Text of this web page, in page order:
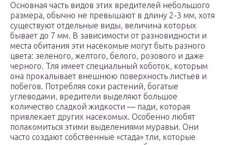
Основная часть видов этих вредителей небольшого
размера, обычно не превышают в длину 2-3 мм, хотя
существуют отдельные виды, величина которых
бывает до 7 мм. В зависимости от разновидности и
места обитания эти насекомые могут быть разного
цвета: зеленого, желтого, белого, розового и даже
черного. Тля имеет специальный хоботок, которым
она прокалывает внешнюю поверхность листьев и
побегов. Потребляя соки растений, богатые
углеводами, вредители выделяют большое
количество сладкой жидкости — пади, которая
привлекает других насекомых. Особенно любят
полакомиться этими выделениями муравьи. Они
часто создают собственные «стада» тли, которые